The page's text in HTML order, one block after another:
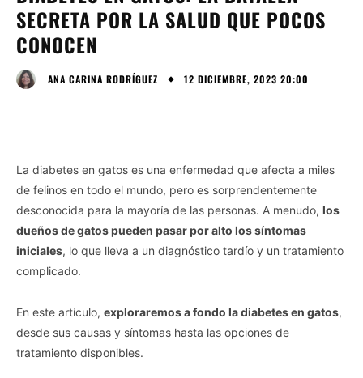
SECRETA POR LA SALUD QUE POCOS
CONOCEN
ANA CARINA RODRÍGUEZ 12 DICIEMBRE, 2023 20:00
La diabetes en gatos es una enfermedad que afecta a miles
de felinos en todo el mundo, pero es sorprendentemente
desconocida para la mayoría de las personas. A menudo, los
dueños de gatos pueden pasar por alto los síntomas
iniciales, lo que lleva a un diagnóstico tardío y un tratamiento
complicado.
En este artículo, exploraremos a fondo la diabetes en gatos,
desde sus causas y síntomas hasta las opciones de
tratamiento disponibles.